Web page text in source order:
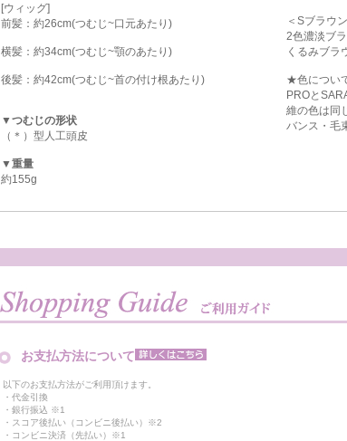
[ウィッグ]
前髪：約26cm(つむじ~口元あたり)
横髪：約34cm(つむじ~顎のあたり)
後髪：約42cm(つむじ~首の付け根あたり)
▼つむじの形状
（＊）型人工頭皮
▼重量
約155g
＜Sブラウ
2色濃淡ブ
くるみブラ
★色につい
PROと
維の色は同
バンス・毛
お支払方法について
以下のお支払方法がご利用頂けます。
・代金引換
・銀行振込 ※1
・スコア後払い（コンビニ後払い）※2
・コンビニ決済（先払い）※1